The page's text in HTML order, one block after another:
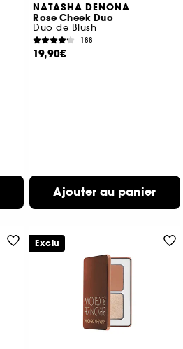
NATASHA DENONA
Rose Cheek Duo
Duo de Blush
188
19,90€
Ajouter au panier
Exclu